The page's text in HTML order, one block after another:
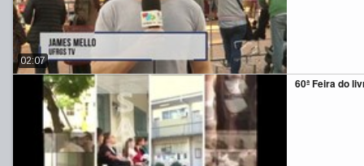
02:07
60ª Feira do